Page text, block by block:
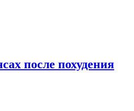
после похудения